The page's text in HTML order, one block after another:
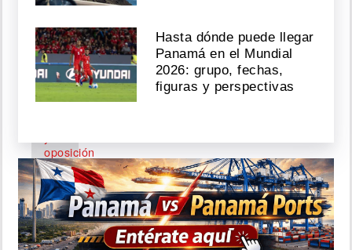
07,
2026
oposición
inician
histórico
diálogo
sobre
la
transición
Hasta dónde puede llegar
Panamá en el Mundial
2026: grupo, fechas,
figuras y perspectivas